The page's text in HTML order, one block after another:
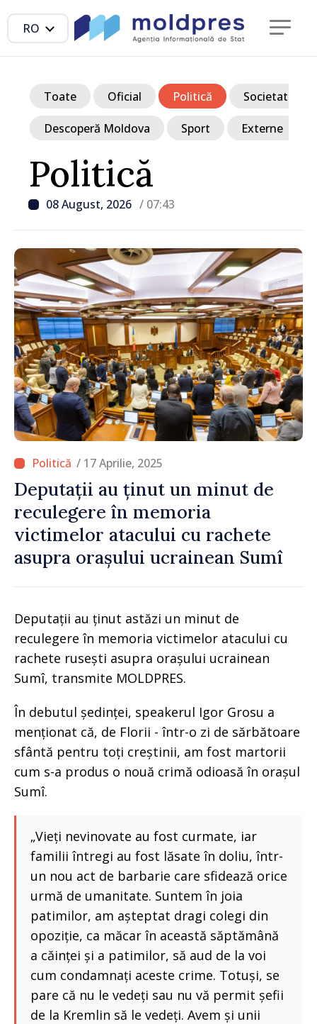
RO
Politică
08 August, 2026 / 07:43
Toate Oficial Politică Societate
Descoperă Moldova Sport Externe
/ 17 Aprilie, 2025
Deputații au ținut un minut de
reculegere în memoria
victimelor atacului cu rachete
asupra orașului ucrainean Sumî
Deputații au ținut astăzi un minut de
reculegere în memoria victimelor atacului cu
rachete rusești asupra orașului ucrainean
Sumî, transmite MOLDPRES.
În debutul ședinței, speakerul Igor Grosu a
menționat că, de Florii - într-o zi de sărbătoare
sfântă pentru toți creștinii, am fost martorii
cum s-a produs o nouă crimă odioasă în orașul
Sumî.
„Vieți nevinovate au fost curmate, iar
familii întregi au fost lăsate în doliu, într-
un nou act de barbarie care sfidează orice
urmă de umanitate. Suntem în joia
patimilor, am așteptat dragi colegi din
opoziție, ca măcar în această săptămână
a căinței și a patimilor, să aud de la voi
cum condamnați aceste crime. Totuși, se
pare că nu le vedeți sau nu vă permit șefii
de la Kremlin să le vedeți. Avem și unii